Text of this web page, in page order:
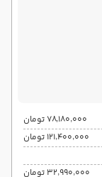
۷۸٬۱۸۰٬۰۰۰ تومان
۱۲۱٬۴۰۰٬۰۰۰ تومان
۳۲٬۹۹۰٬۰۰۰ تومان